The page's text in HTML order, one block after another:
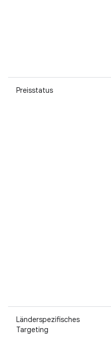
Preisstatus
Länderspezifisches
Targeting